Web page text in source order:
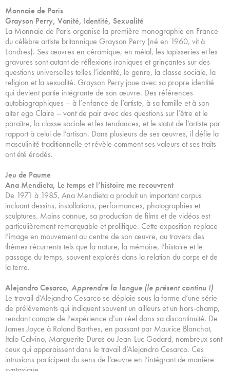
Monnaie de Paris
Grayson Perry, Vanité, Identité, Sexualité
La Monnaie de Paris organise la première monographie en France
du célèbre artiste britannique Grayson Perry (né en 1960, vit à
Londres). Ses œuvres en céramique, en métal, les tapisseries et les
gravures sont autant de réflexions ironiques et grinçantes sur des
questions universelles telles l’identité, le genre, la classe sociale, la
religion et la sexualité. Grayson Perry joue avec sa propre identité
qui devient partie intégrante de son œuvre. Des références
autobiographiques – à l’enfance de l’artiste, à sa famille et à son
alter ego Claire – vont de pair avec des questions sur l’être et le
paraître, la classe sociale et les tendances, et le statut de l’artiste par
rapport à celui de l’artisan. Dans plusieurs de ses œuvres, il défie la
masculinité traditionnelle et révèle comment ses valeurs et ses traits
ont été érodés.
Jeu de Paume
Ana Mendieta, Le temps et l’histoire me recouvrent
De 1971 à 1985, Ana Mendieta a produit un important corpus
incluant dessins, installations, performances, photographies et
sculptures. Moins connue, sa production de films et de vidéos est
particulièrement remarquable et prolifique. Cette exposition replace
l’image en mouvement au centre de son œuvre, au travers des
thèmes récurrents tels que la nature, la mémoire, l’histoire et le
passage du temps, souvent explorés dans la relation du corps et de
la terre.
Alejandro Cesarco, Apprendre la langue (le présent continu I)
Le travail d’Alejandro Cesarco se déploie sous la forme d’une série
de prélèvements qui indiquent souvent un ailleurs et un hors-champ,
rendant compte de l’expérience d’un réel dans sa discontinuité. De
James Joyce à Roland Barthes, en passant par Maurice Blanchot,
Italo Calvino, Marguerite Duras ou Jean-Luc Godard, nombreux sont
ceux qui apparaissent dans le travail d’Alejandro Cesarco. Ces
intrusions participent du sens de l’œuvre en l’intégrant de manière